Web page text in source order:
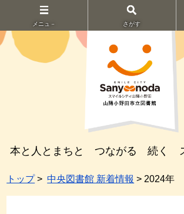
メニュ－ さがす
本と人とまちと つながる 続く
トップ>中央図書館 新着情報 > 2024年